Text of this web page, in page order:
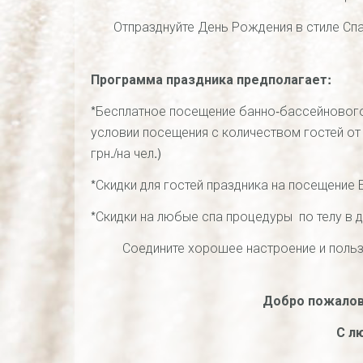
Отпразднуйте День Рождения в стиле
Программа праздника предполагает:
*Бесплатное посещение банно-
условии посещения с количеством гостей
грн./на чел.)
*Скидки для гостей праздника на
*Скидки на любые спа процедуры по телу в
Соедините хорошее настроение и
Добро
С